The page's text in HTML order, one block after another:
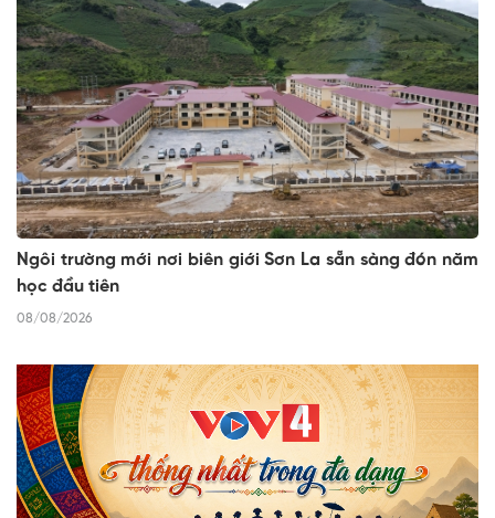
Ngôi trường mới nơi biên giới Sơn La sẵn sàng đón năm
học đầu tiên
08/08/2026